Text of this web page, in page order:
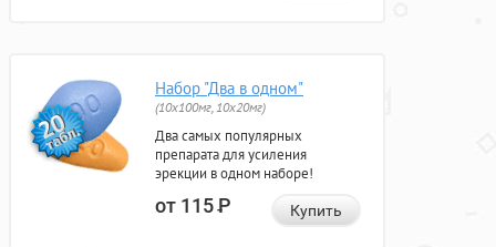
Набор "Два в одном"
(10x100мг, 10x20мг)
Два самых популярных
препарата для усиления
эрекции в одном наборе!
от 115Р Купить